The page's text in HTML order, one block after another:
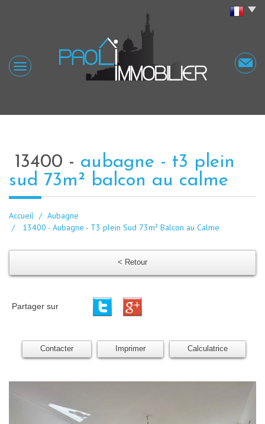
13400 - aubagne - t3 plein
sud 73m² balcon au calme
Accueil
Aubagne
13400 - Aubagne - T3 plein Sud 73m² Balcon au Calme
< Retour
Partager sur
Contacter Imprimer Calculatrice